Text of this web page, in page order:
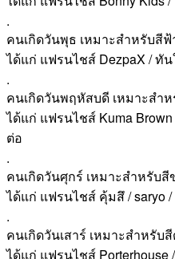
.
คนเกิดวันพุธ เหมาะสำหรับสีฟ้
ได้แก่ แฟรนไชส์ DezpaX / ทัน
.
คนเกิดวันพฤหัสบดี เหมาะสำ
ได้แก่ แฟรนไชส์ Kuma
ต่อ
.
คนเกิดวันศุกร์ เหมาะสำหรับสี
ได้แก่ แฟรนไชส์ คุ้มสึ / saryo /
.
คนเกิดวันเสาร์ เหมาะสำหรับสี
ได้แก่ แฟรนไชส์ Porterhouse